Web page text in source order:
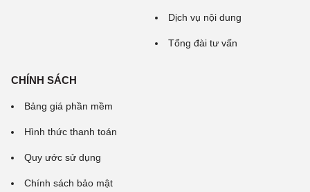
Dịch vụ nội dung
Tổng đài tư vấn
CHÍNH SÁCH
Bảng giá phần mềm
Hình thức thanh toán
Quy ước sử dụng
Chính sách bảo mật